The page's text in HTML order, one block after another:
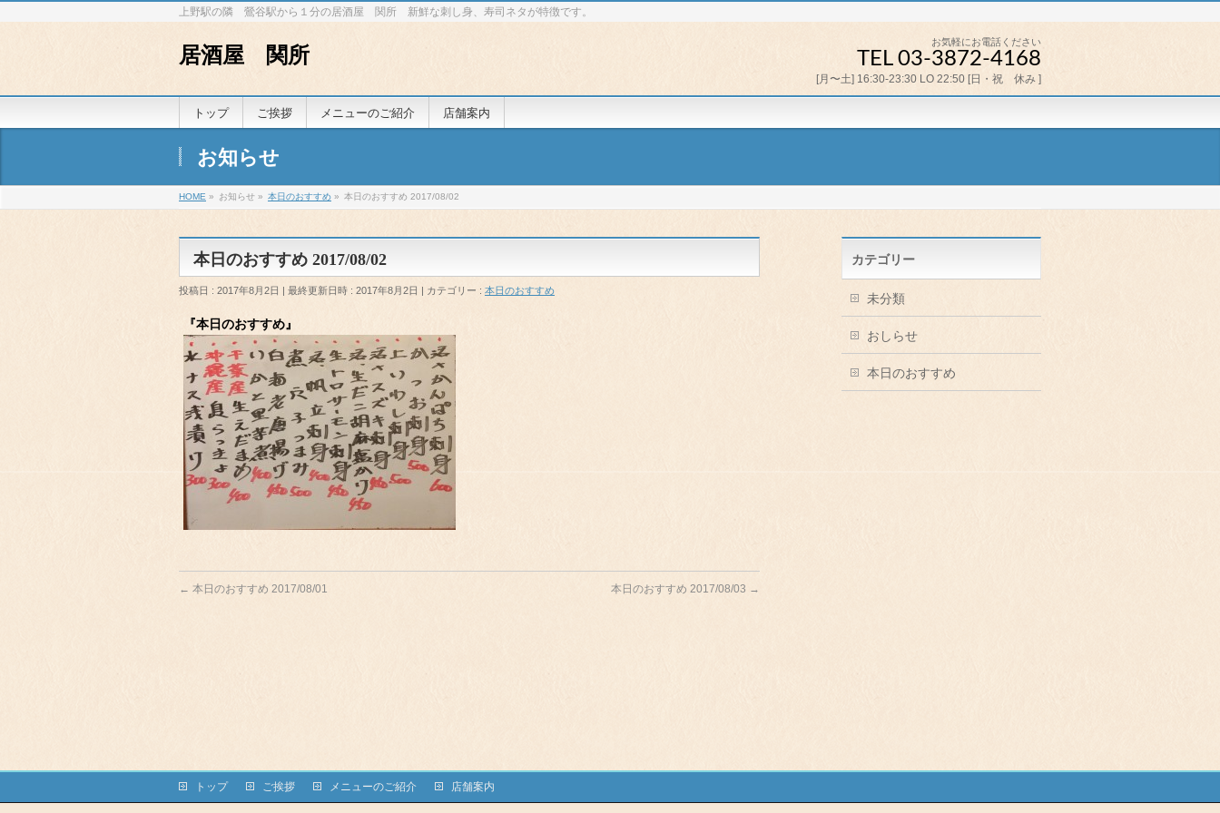
上野駅の隣 鶯谷駅から１分の居酒屋 関所 新鮮な刺し身、寿司ネタが特徴です。
居酒屋 関所
お気軽にお電話ください
TEL 03-3872-4168
[月〜土] 16:30-23:30 LO 22:50 [日・祝 休み ]
トップ ご挨拶 メニューのご紹介 店舗案内
お知らせ
HOME » お知らせ » 本日のおすすめ » 本日のおすすめ 2017/08/02
本日のおすすめ 2017/08/02
投稿日 : 2017年8月2日 最終更新日時 : 2017年8月2日 カテゴリー : 本日のおすすめ
『本日のおすすめ』
← 本日のおすすめ 2017/08/01 本日のおすすめ 2017/08/03 →
カテゴリー
未分類
おしらせ
本日のおすすめ
トップ ご挨拶 メニューのご紹介 店舗案内